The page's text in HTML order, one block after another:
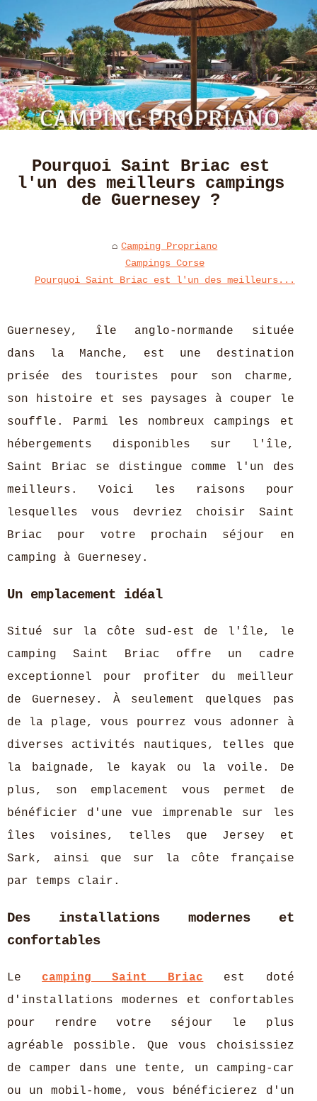
Pourquoi Saint Briac est
l'un des meilleurs campings
de Guernesey ?
Camping Propriano
Campings Corse
Pourquoi Saint Briac est l'un des meilleurs...
Guernesey, île anglo-normande située
dans la Manche, est une destination
prisée des touristes pour son charme,
son histoire et ses paysages à couper le
souffle. Parmi les nombreux campings et
hébergements disponibles sur l'île,
Saint Briac se distingue comme l'un des
meilleurs. Voici les raisons pour
lesquelles vous devriez choisir Saint
Briac pour votre prochain séjour en
camping à Guernesey.
Un emplacement idéal
Situé sur la côte sud-est de l'île, le
camping Saint Briac offre un cadre
exceptionnel pour profiter du meilleur
de Guernesey. À seulement quelques pas
de la plage, vous pourrez vous adonner à
diverses activités nautiques, telles que
la baignade, le kayak ou la voile. De
plus, son emplacement vous permet de
bénéficier d'une vue imprenable sur les
îles voisines, telles que Jersey et
Sark, ainsi que sur la côte française
par temps clair.
Des installations modernes et
confortables
Lecamping Saint Briac est doté
d'installations modernes et confortables
pour rendre votre séjour le plus
agréable possible. Que vous choisissiez
de camper dans une tente, un camping-car
ou un mobil-home, vous bénéficierez d'un